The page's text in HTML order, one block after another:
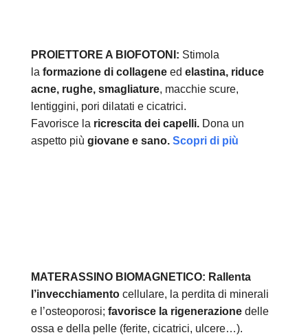
PROIETTORE A BIOFOTONI: Stimola
la formazione di collagene ed elastina, riduce
acne, rughe, smagliature, macchie scure,
lentiggini, pori dilatati e cicatrici.
Favorisce la ricrescita dei capelli. Dona un
aspetto più giovane e sano. Scopri di più
MATERASSINO BIOMAGNETICO: Rallenta
l’invecchiamentocellulare, la perdita di minerali
e l’osteoporosi; favorisce la rigenerazionedelle
ossa e della pelle (ferite, cicatrici, ulcere…).